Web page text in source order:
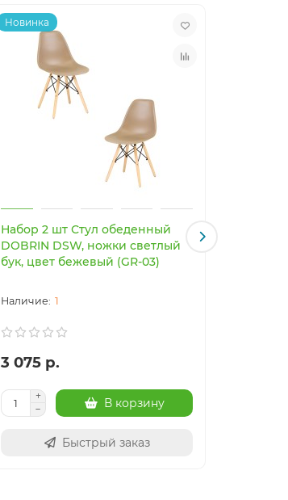
Новинка
Набор 2 шт Стул обеденный
DOBRIN DSW, ножки светлый
бук, цвет бежевый (GR-03)
1
3 075 р.
В корзину
Быстрый заказ